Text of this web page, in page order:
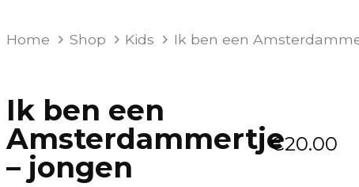
Home Shop Kids Ik ben een
Ik ben een
Amsterdammertje
– jongen
€20.00
IK
JONGEN
QUANTITY